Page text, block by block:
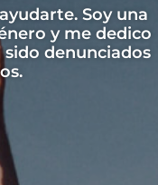
Soy una
y me dedico
denunciados